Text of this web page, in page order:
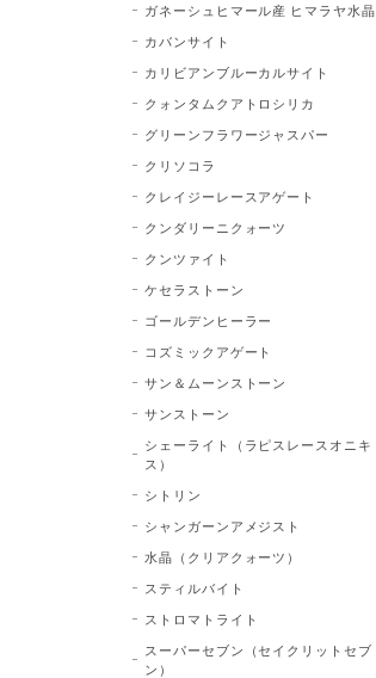
ガネーシュヒマール産 ヒマラヤ水晶
カバンサイト
カリビアンブルーカルサイト
クォンタムクアトロシリカ
グリーンフラワージャスパー
クリソコラ
クレイジーレースアゲート
クンダリーニクォーツ
クンツァイト
ケセラストーン
ゴールデンヒーラー
コズミックアゲート
サン＆ムーンストーン
サンストーン
シェーライト（ラピスレースオニキ
ス）
シトリン
シャンガーンアメジスト
水晶（クリアクォーツ）
スティルバイト
ストロマトライト
スーパーセブン（セイクリットセブ
ン）